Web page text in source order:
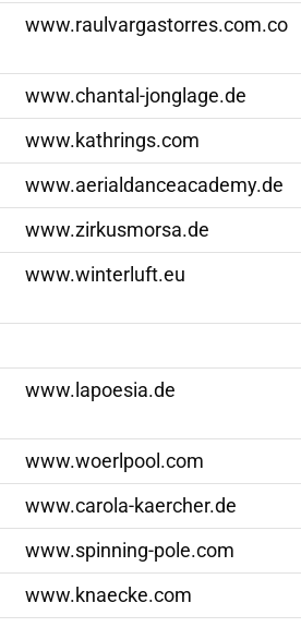
www.raulvargastorres.com.co
www.chantal-jonglage.de
www.kathrings.com
www.aerialdanceacademy.de
www.zirkusmorsa.de
www.winterluft.eu
www.lapoesia.de
www.woerlpool.com
www.carola-kaercher.de
www.spinning-pole.com
www.knaecke.com